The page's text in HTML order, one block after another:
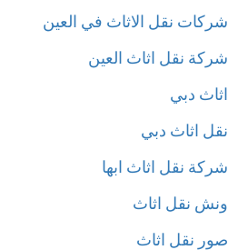
نقل الاثاث في العين
نقل اثاث العين
دبي
اثاث دبي
نقل اثاث ابها
نقل اثاث
نقل اثاث